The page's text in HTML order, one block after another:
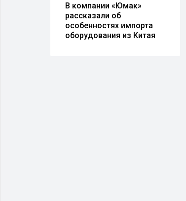
В компании «Юмак»
рассказали об
особенностях импорта
оборудования из Китая